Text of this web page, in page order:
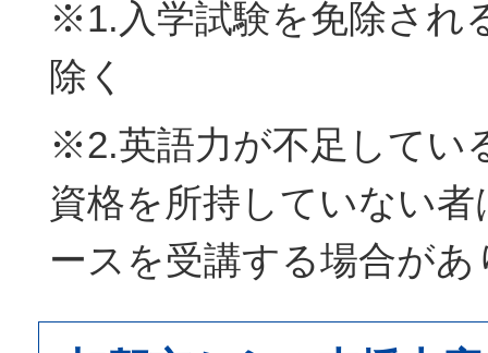
※1.入学試験を免除され
除く
※2.英語力が不足してい
資格を所持していない
ースを受講する場合があ